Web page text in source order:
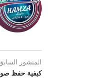
المنشور
كيفية حفظ